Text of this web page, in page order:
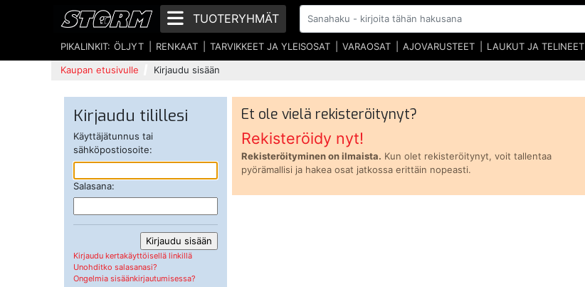
TUOTERYHMÄT
PIKALINKIT: ÖLJYT RENKAAT TARVIKKEET JA YLEISOSAT VARAOSAT AJOVARUSTEET LAUKUT JA TELINEET
Kaupan etusivulle Kirjaudu sisään
Kirjaudu tilillesi
Käyttäjätunnus tai
sähköpostiosoite:
Salasana:
Kirjaudu kertakäyttöisellä linkillä
Unohditko salasanasi?
Ongelmia sisäänkirjautumisessa?
Et ole vielä rekisteröitynyt?
Rekisteröidy nyt!
Rekisteröityminen on ilmaista. Kun olet rekisteröitynyt, voit tallentaa
pyörämallisi ja hakea osat jatkossa erittäin nopeasti.